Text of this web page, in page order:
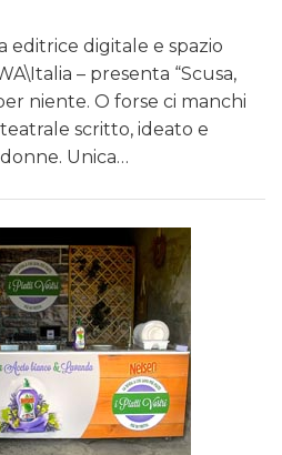
editrice digitale e spazio
– presenta “Scusa,
niente. O forse ci manchi
scritto, ideato e
Unica…